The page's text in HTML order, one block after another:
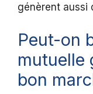
génèrent aussi
Peut-on
mutuelle
bon